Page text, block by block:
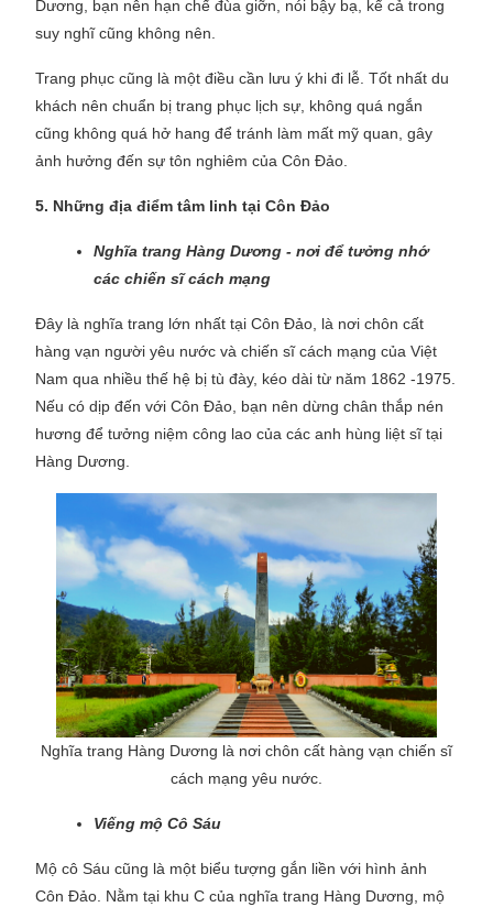
Dương, bạn nên hạn chế đùa giỡn, nói bậy bạ, kể cả trong
suy nghĩ cũng không nên.
Trang phục cũng là một điều cần lưu ý khi đi lễ. Tốt nhất du
khách nên chuẩn bị trang phục lịch sự, không quá ngắn
cũng không quá hở hang để tránh làm mất mỹ quan, gây
ảnh hưởng đến sự tôn nghiêm của Côn Đảo.
5. Những địa điểm tâm linh tại Côn Đảo
Nghĩa trang Hàng Dương - nơi để tưởng nhớ
các chiến sĩ cách mạng
Đây là nghĩa trang lớn nhất tại Côn Đảo, là nơi chôn cất
hàng vạn người yêu nước và chiến sĩ cách mạng của Việt
Nam qua nhiều thế hệ bị tù đày, kéo dài từ năm 1862 -1975.
Nếu có dịp đến với Côn Đảo, bạn nên dừng chân thắp nén
hương để tưởng niệm công lao của các anh hùng liệt sĩ tại
Hàng Dương.
Nghĩa trang Hàng Dương là nơi chôn cất hàng vạn chiến sĩ
cách mạng yêu nước.
Viếng mộ Cô Sáu
Mộ cô Sáu cũng là một biểu tượng gắn liền với hình ảnh
Côn Đảo. Nằm tại khu C của nghĩa trang Hàng Dương, mộ